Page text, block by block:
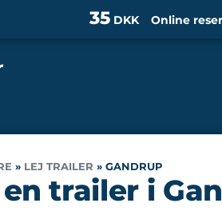
Online
35DKK
» LEJ TRAILER » GANDRUP
trailer i